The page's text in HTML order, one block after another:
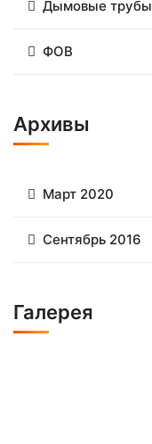
Дымовые трубы
ФОВ
Архивы
Март 2020
Сентябрь 2016
Галерея